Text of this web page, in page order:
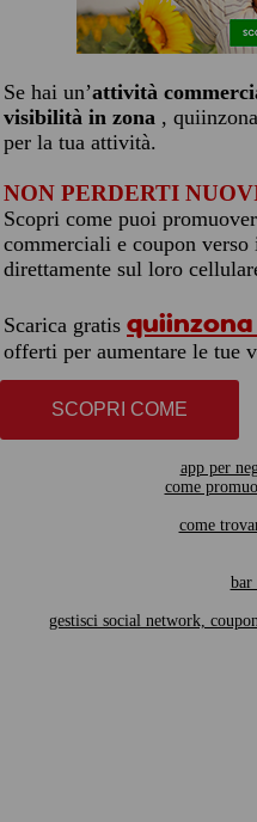
Se hai un’attività
visibilità in zona ,
per la tua attività.
NON PERDERTI
Scopri come puoi
commerciali e coupon
direttamente sul loro
Scarica gratis quiinzona
offerti per aumentare le tue
SCOPRI COME
app per
come
come
bar
gestisci social network,